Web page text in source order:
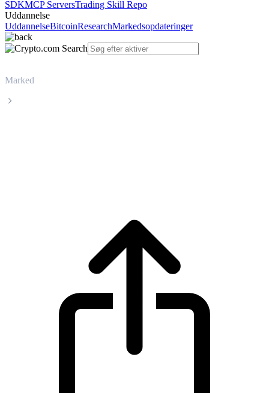
SDKMCP ServersTrading Skill Repo
Uddannelse
UddannelseBitcoinResearchMarkedsopdateringer
Marked